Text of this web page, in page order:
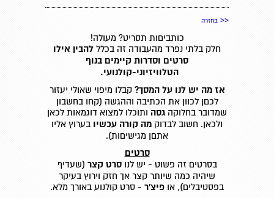
<< בחזרה
כותביםות תסריט? מעולה!
חלק בלתי נפרד מהעבודה זה בכלל להבין אילו
סרטים וסדרות קיימים בנוף
הטלוויזיוני-קולנועי.
אז מה יש לנו על המסך?קבלו מיפוי שאולי יעזור
לכםן לכוון את הכתיבה וההגשה (קחו בחשבון
שמדובר בחלוקה גסה ותוכלו למצוא דוגמאות לכאן
ולכאן. חשוב לבדוק מה קורה עכשיו בערוץ אליו
אתםן מגישיםות).
סרטים
בסרטים זה פשוט - יש לנוסרט קצר (שעדיף
שיהיה כמה שיותר קצר אך חזק וירוץ בעיקר
בפסטיבלים), או פיצ'ר - סרט קולנוע באורך מלא.